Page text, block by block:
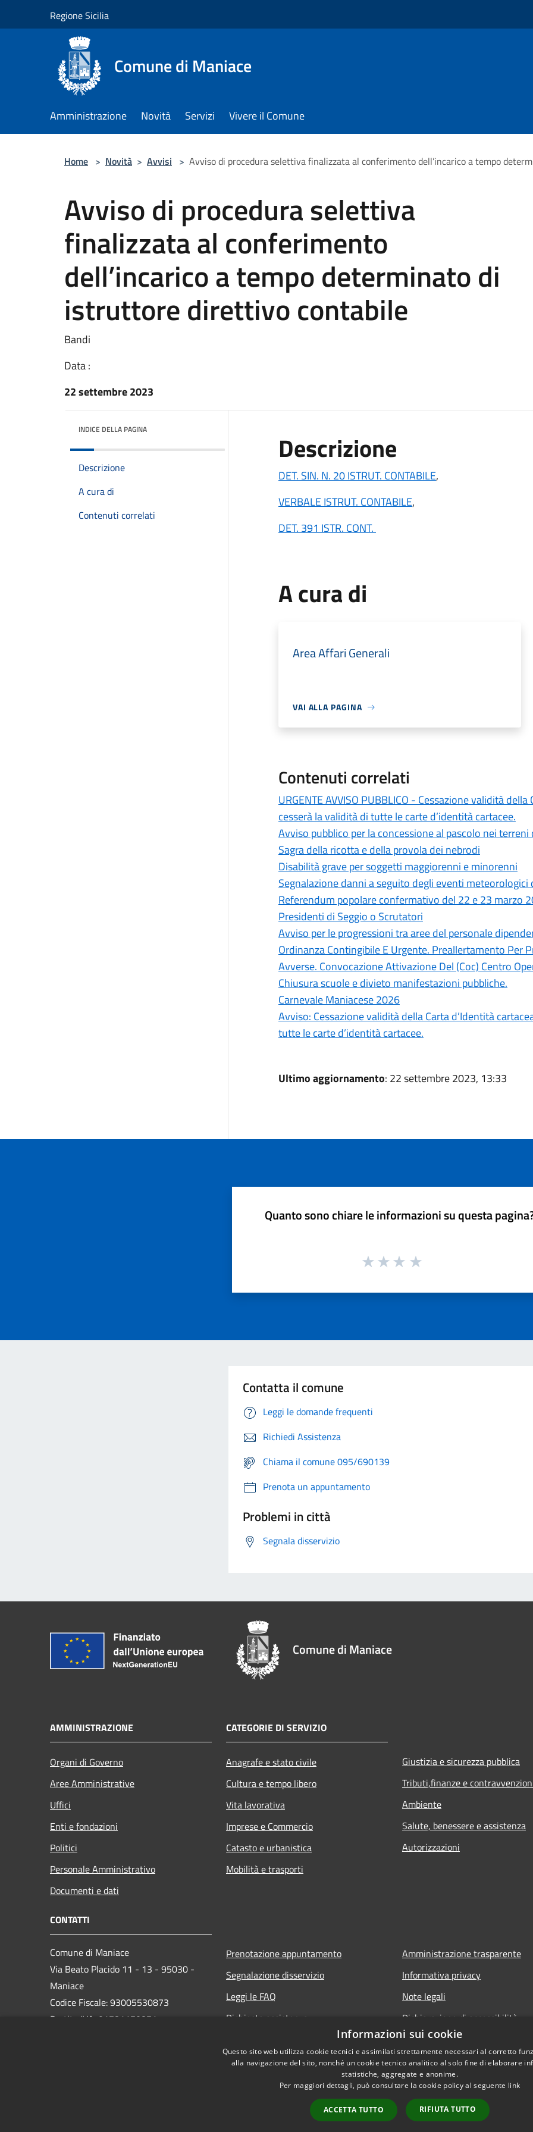
Regione Sicilia
Comune di Maniace
Amministrazione Novità Servizi Vivere il Comune
Home > Novità > Avvisi > Avviso di procedura selettiva finalizzata al conferimento dell’incarico a tempo
Avviso di procedura selettiva
finalizzata al conferimento
dell’incarico a tempo determinato di
istruttore direttivo contabile
Bandi
Data :
22 settembre 2023
INDICE DELLA PAGINA
Descrizione
A cura di
Contenuti correlati
Descrizione
DET. SIN. N. 20 ISTRUT. CONTABILE,
VERBALE ISTRUT. CONTABILE,
DET. 391 ISTR. CONT.
A cura di
Area Affari Generali
VAI ALLA PAGINA
Contenuti correlati
URGENTE AVVISO PUBBLICO - Cessazione validità
cesserà la validità di tutte le carte d’identità cartacee.
Avviso pubblico per la concessione al pascolo nei
Sagra della ricotta e della provola dei nebrodi
Disabilità grave per soggetti maggiorenni e minorenni
Segnalazione danni a seguito degli eventi
Referendum popolare confermativo del 22 e 23 marzo
Presidenti di Seggio o Scrutatori
Avviso per le progressioni tra aree del personale
Ordinanza Contingibile E Urgente. Preallertamento Per
Avverse. Convocazione Attivazione Del (Coc) Centro
Chiusura scuole e divieto manifestazioni pubbliche.
Carnevale Maniacese 2026
Avviso: Cessazione validità della Carta d’Identità
tutte le carte d’identità cartacee.
Ultimo aggiornamento: 22 settembre 2023, 13:33
Quanto sono chiare le informazioni su questa
Contatta il comune
Leggi le domande frequenti
Richiedi Assistenza
Chiama il comune 095/690139
Prenota un appuntamento
Problemi in città
Segnala disservizio
Comune di Maniace
AMMINISTRAZIONE
Organi di Governo
Aree Amministrative
Uffici
Enti e fondazioni
Politici
Personale Amministrativo
Documenti e dati
CATEGORIE DI SERVIZIO
Anagrafe e stato civile
Cultura e tempo libero
Vita lavorativa
Imprese e Commercio
Catasto e urbanistica
Mobilità e trasporti
Giustizia e sicurezza pubblica
Tributi,finanze e
Ambiente
Salute, benessere e assistenza
Autorizzazioni
CONTATTI
Comune di Maniace
Via Beato Placido 11 - 13 - 95030 -
Maniace
Codice Fiscale: 93005530873
Partita IVA: 01781170871
Prenotazione appuntamento
Segnalazione disservizio
Leggi le FAQ
Richiesta assistenza
Amministrazione trasparente
Informativa privacy
Note legali
Dichiarazione di accessibilità
Informazioni sui cookie
Questo sito web utilizza cookie tecnici e assimilati strettamente necessari al corretto
alla navigazione del sito, nonché un cookie tecnico analitico al solo fine di elaborare
statistiche, aggregate e anonime.
Per maggiori dettagli, può consultare la cookie policy al seguente link
ACCETTA TUTTO RIFIUTA TUTTO